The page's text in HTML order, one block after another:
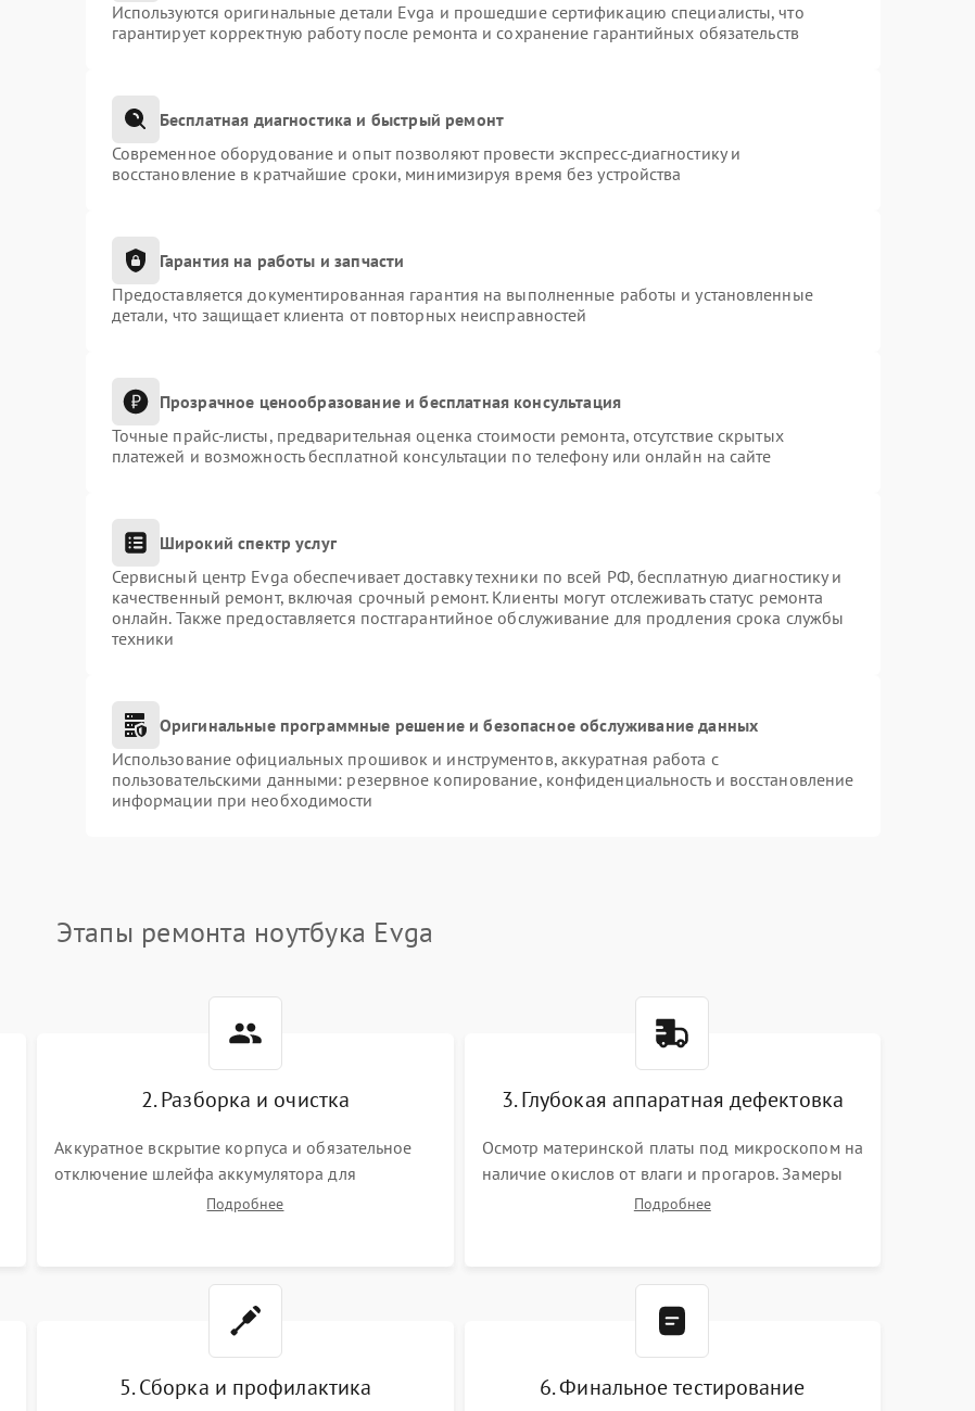
Используются оригинальные детали Evga и прошедшие сертификацию специалисты, что
гарантирует корректную работу после ремонта и сохранение гарантийных обязательств
Бесплатная диагностика и быстрый ремонт
Современное оборудование и опыт позволяют провести экспресс-диагностику и
восстановление в кратчайшие сроки, минимизируя время без устройства
Гарантия на работы и запчасти
Предоставляется документированная гарантия на выполненные работы и установленные
детали, что защищает клиента от повторных неисправностей
Прозрачное ценообразование и бесплатная консультация
Точные прайс-листы, предварительная оценка стоимости ремонта, отсутствие скрытых
платежей и возможность бесплатной консультации по телефону или онлайн на сайте
Широкий спектр услуг
Сервисный центр Evga обеспечивает доставку техники по всей РФ, бесплатную диагностику и
качественный ремонт, включая срочный ремонт. Клиенты могут отслеживать статус ремонта
онлайн. Также предоставляется постгарантийное обслуживание для продления срока службы
техники
Оригинальные программные решение и безопасное обслуживание данных
Использование официальных прошивок и инструментов, аккуратная работа с
пользовательскими данными: резервное копирование, конфиденциальность и восстановление
информации при необходимости
Этапы ремонта ноутбука Evga
2. Разборка и очистка
Аккуратное вскрытие корпуса и обязательное
отключение шлейфа аккумулятора для
обесточивания платы. Демонтаж системы
Подробнее
3. Глубокая аппаратная дефектовка
Осмотр материнской платы под микроскопом на
наличие окислов от влаги и прогаров. Замеры
сопротивлений и дежурных напряжений.
Подробнее
5. Сборка и профилактика 6. Финальное тестирование